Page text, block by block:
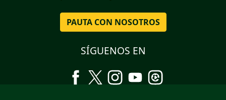
PAUTA CON NOSOTROS
SÍGUENOS EN